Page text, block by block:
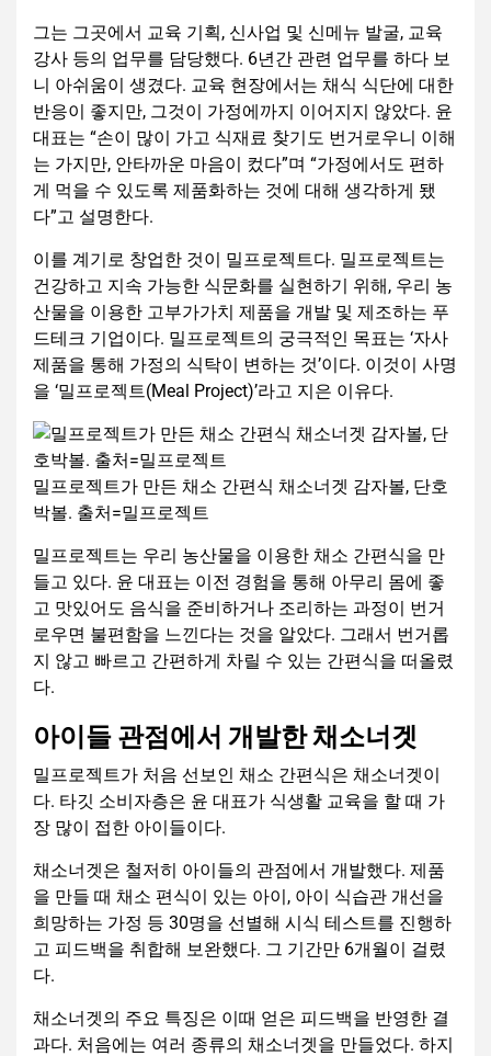
그는 그곳에서 교육 기획, 신사업 및 신메뉴 발굴, 교육
강사 등의 업무를 담당했다. 6년간 관련 업무를 하다 보
니 아쉬움이 생겼다. 교육 현장에서는 채식 식단에 대한
반응이 좋지만, 그것이 가정에까지 이어지지 않았다. 윤
대표는 “손이 많이 가고 식재료 찾기도 번거로우니 이해
는 가지만, 안타까운 마음이 컸다”며 “가정에서도 편하
게 먹을 수 있도록 제품화하는 것에 대해 생각하게 됐
다”고 설명한다.
이를 계기로 창업한 것이 밀프로젝트다. 밀프로젝트는
건강하고 지속 가능한 식문화를 실현하기 위해, 우리 농
산물을 이용한 고부가가치 제품을 개발 및 제조하는 푸
드테크 기업이다. 밀프로젝트의 궁극적인 목표는 ‘자사
제품을 통해 가정의 식탁이 변하는 것’이다. 이것이 사명
을 ‘밀프로젝트(Meal Project)’라고 지은 이유다.
밀프로젝트가 만든 채소 간편식 채소너겟 감자볼, 단호
박볼. 출처=밀프로젝트
밀프로젝트는 우리 농산물을 이용한 채소 간편식을 만
들고 있다. 윤 대표는 이전 경험을 통해 아무리 몸에 좋
고 맛있어도 음식을 준비하거나 조리하는 과정이 번거
로우면 불편함을 느낀다는 것을 알았다. 그래서 번거롭
지 않고 빠르고 간편하게 차릴 수 있는 간편식을 떠올렸
다.
아이들 관점에서 개발한 채소너겟
밀프로젝트가 처음 선보인 채소 간편식은 채소너겟이
다. 타깃 소비자층은 윤 대표가 식생활 교육을 할 때 가
장 많이 접한 아이들이다.
채소너겟은 철저히 아이들의 관점에서 개발했다. 제품
을 만들 때 채소 편식이 있는 아이, 아이 식습관 개선을
희망하는 가정 등 30명을 선별해 시식 테스트를 진행하
고 피드백을 취합해 보완했다. 그 기간만 6개월이 걸렸
다.
채소너겟의 주요 특징은 이때 얻은 피드백을 반영한 결
과다. 처음에는 여러 종류의 채소너겟을 만들었다. 하지